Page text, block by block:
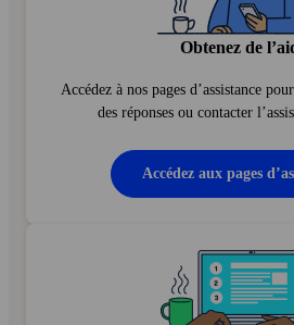
Obtenez de
Accédez à nos pages d’assistance
des réponses ou contacter
Accédez aux pages